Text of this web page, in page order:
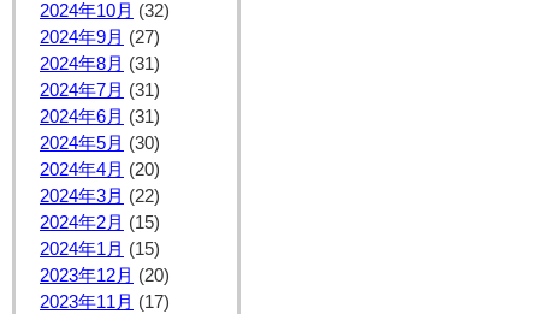
2024年10月 (32)
2024年9月 (27)
2024年8月 (31)
2024年7月 (31)
2024年6月 (31)
2024年5月 (30)
2024年4月 (20)
2024年3月 (22)
2024年2月 (15)
2024年1月 (15)
2023年12月 (20)
2023年11月 (17)